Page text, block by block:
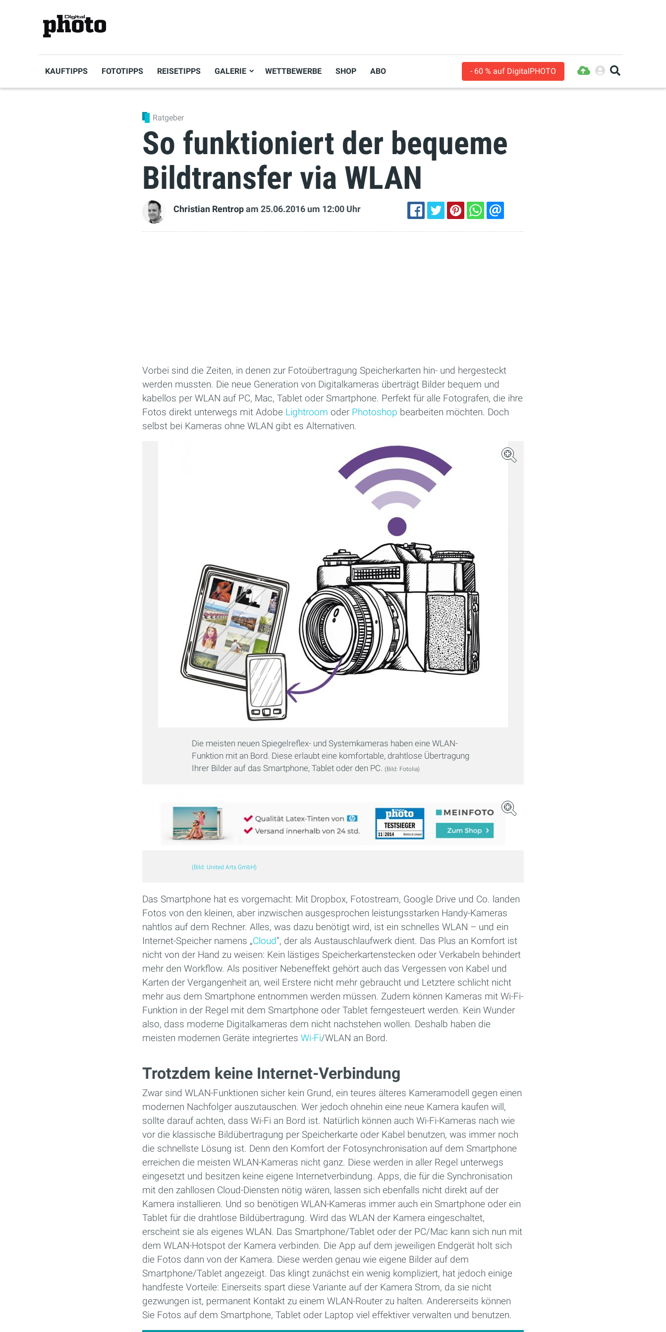
KAUFTIPPS FOTOTIPPS REISETIPPS GALERIE WETTBEWERBE SHOP ABO - 60 % auf DigitalPHOTO
Ratgeber
So funktioniert der bequeme
Bildtransfer via WLAN
Christian Rentrop am 25.06.2016 um 12:00 Uhr
Vorbei sind die Zeiten, in denen zur Fotoübertragung Speicherkarten hin- und hergesteckt
werden mussten. Die neue Generation von Digitalkameras überträgt Bilder bequem und
kabellos per WLAN auf PC, Mac, Tablet oder Smartphone. Perfekt für alle Fotografen, die ihre
Fotos direkt unterwegs mit Adobe Lightroom oder Photoshop bearbeiten möchten. Doch
selbst bei Kameras ohne WLAN gibt es Alternativen.
Die meisten neuen Spiegelreflex- und Systemkameras haben eine WLAN-
Funktion mit an Bord. Diese erlaubt eine komfortable, drahtlose Übertragung
Ihrer Bilder auf das Smartphone, Tablet oder den PC. (Bild: Fotolia)
(Bild: United Arts GmbH)
Das Smartphone hat es vorgemacht: Mit Dropbox, Fotostream, Google Drive und Co. landen
Fotos von den kleinen, aber inzwischen ausgesprochen leistungsstarken Handy-Kameras
nahtlos auf dem Rechner. Alles, was dazu benötigt wird, ist ein schnelles WLAN – und ein
Internet-Speicher namens „Cloud“, der als Austauschlaufwerk dient. Das Plus an Komfort ist
nicht von der Hand zu weisen: Kein lästiges Speicherkartenstecken oder Verkabeln behindert
mehr den Workflow. Als positiver Nebeneffekt gehört auch das Vergessen von Kabel und
Karten der Vergangenheit an, weil Erstere nicht mehr gebraucht und Letztere schlicht nicht
mehr aus dem Smartphone entnommen werden müssen. Zudem können Kameras mit Wi-Fi-
Funktion in der Regel mit dem Smartphone oder Tablet ferngesteuert werden. Kein Wunder
also, dass moderne Digitalkameras dem nicht nachstehen wollen. Deshalb haben die
meisten modernen Geräte integriertes Wi-Fi/WLAN an Bord.
Trotzdem keine Internet-Verbindung
Zwar sind WLAN-Funktionen sicher kein Grund, ein teures älteres Kameramodell gegen einen
modernen Nachfolger auszutauschen. Wer jedoch ohnehin eine neue Kamera kaufen will,
sollte darauf achten, dass Wi-Fi an Bord ist. Natürlich können auch Wi-Fi-Kameras nach wie
vor die klassische Bildübertragung per Speicherkarte oder Kabel benutzen, was immer noch
die schnellste Lösung ist. Denn den Komfort der Fotosynchronisation auf dem Smartphone
erreichen die meisten WLAN-Kameras nicht ganz. Diese werden in aller Regel unterwegs
eingesetzt und besitzen keine eigene Internetverbindung. Apps, die für die Synchronisation
mit den zahllosen Cloud-Diensten nötig wären, lassen sich ebenfalls nicht direkt auf der
Kamera installieren. Und so benötigen WLAN-Kameras immer auch ein Smartphone oder ein
Tablet für die drahtlose Bildübertragung. Wird das WLAN der Kamera eingeschaltet,
erscheint sie als eigenes WLAN. Das Smartphone/Tablet oder der PC/Mac kann sich nun mit
dem WLAN-Hotspot der Kamera verbinden. Die App auf dem jeweiligen Endgerät holt sich
die Fotos dann von der Kamera. Diese werden genau wie eigene Bilder auf dem
Smartphone/Tablet angezeigt. Das klingt zunächst ein wenig kompliziert, hat jedoch einige
handfeste Vorteile: Einerseits spart diese Variante auf der Kamera Strom, da sie nicht
gezwungen ist, permanent Kontakt zu einem WLAN-Router zu halten. Andererseits können
Sie Fotos auf dem Smartphone, Tablet oder Laptop viel effektiver verwalten und benutzen.